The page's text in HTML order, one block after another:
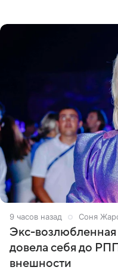
9 часов назад Соня
Экс-возлюбленная
довела себя до
внешности